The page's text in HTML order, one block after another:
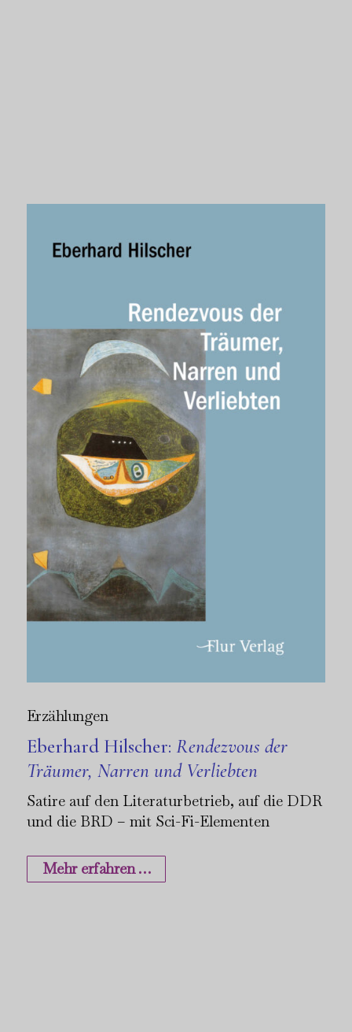
Erzählungen
Eberhard Hilscher: Rendezvous der
Träumer, Narren und Verliebten
Satire auf den Literaturbetrieb, auf die DDR
und die BRD – mit Sci-Fi-Elementen
Mehr erfahren …